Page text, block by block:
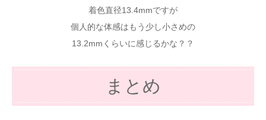
着色直径13.4mmですが
個人的な体感はもう少し小さめの
13.2mmくらいに感じるかな？？
まとめ